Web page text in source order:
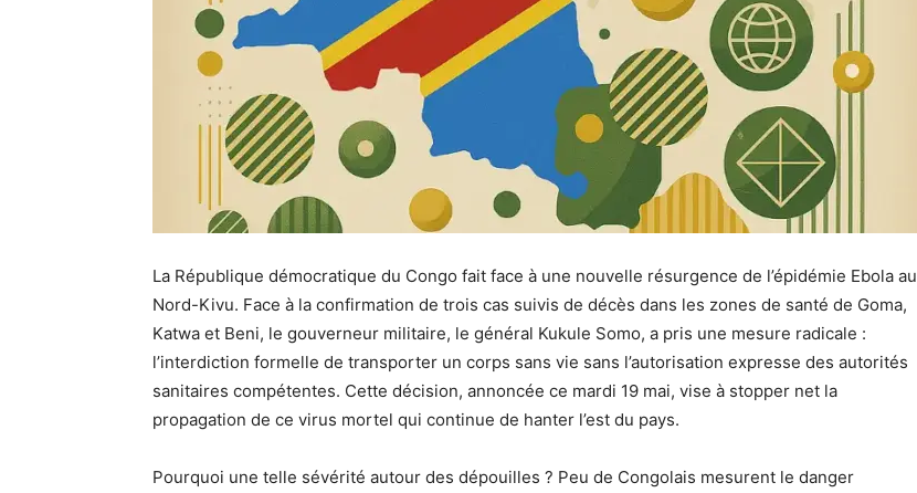
La République démocratique du Congo fait face à une nouvelle résurgence de l’épidémie Ebola au
Nord-Kivu. Face à la confirmation de trois cas suivis de décès dans les zones de santé de Goma,
Katwa et Beni, le gouverneur militaire, le général Kukule Somo, a pris une mesure radicale :
l’interdiction formelle de transporter un corps sans vie sans l’autorisation expresse des autorités
sanitaires compétentes. Cette décision, annoncée ce mardi 19 mai, vise à stopper net la
propagation de ce virus mortel qui continue de hanter l’est du pays.
Pourquoi une telle sévérité autour des dépouilles ? Peu de Congolais mesurent le danger